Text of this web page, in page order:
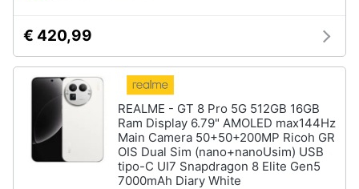
Prima
infanzia
Fotografia
Casalinghi
Cuffie
bluetooth
Power
bluetooth
Vedi
€ 420,99
REALME - GT 8 Pro 5G 512GB 16GB
Ram Display 6.79" AMOLED max144Hz
Main Camera 50+50+200MP Ricoh GR
OIS Dual Sim (nano+nanoUsim) USB
tipo-C UI7 Snapdragon 8 Elite Gen5
7000mAh Diary White